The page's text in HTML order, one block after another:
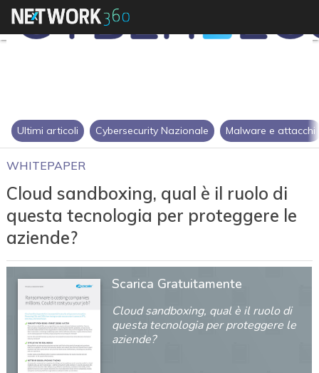
Ultimi articoli Cybersecurity Nazionale Malware e attacchi
WHITEPAPER
Cloud sandboxing, qual è il ruolo di
questa tecnologia per proteggere le
aziende?
Scarica Gratuitamente
Cloud sandboxing, qual è il ruolo di
questa tecnologia per proteggere le
aziende?